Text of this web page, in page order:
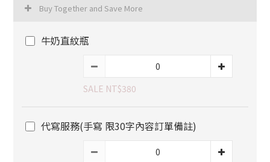
Buy Together and Save More
牛奶直紋瓶
SALE NT$380
代寫服務(手寫 限30字內容訂單備註)